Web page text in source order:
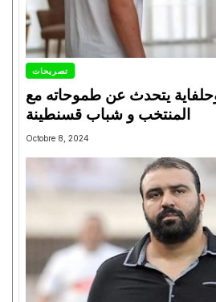
تصريحات
يتحدث عن طموحاته مع
المنتخب و شباب قسنطينة
Octobre 8, 2024